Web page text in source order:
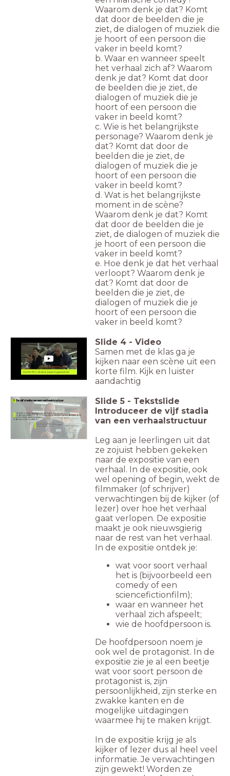
Waarom denk je dat? Komt
dat door de beelden die je
ziet, de dialogen of muziek die
je hoort of een persoon die
vaker in beeld komt?
b. Waar en wanneer speelt
het verhaal zich af? Waarom
denk je dat? Komt dat door
de beelden die je ziet, de
dialogen of muziek die je
hoort of een persoon die
vaker in beeld komt?
c. Wie is het belangrijkste
personage? Waarom denk je
dat? Komt dat door de
beelden die je ziet, de
dialogen of muziek die je
hoort of een persoon die
vaker in beeld komt?
d. Wat is het belangrijkste
moment in de scène?
Waarom denk je dat? Komt
dat door de beelden die je
ziet, de dialogen of muziek die
je hoort of een persoon die
vaker in beeld komt?
e. Hoe denk je dat het verhaal
verloopt? Waarom denk je
dat? Komt dat door de
beelden die je ziet, de
dialogen of muziek die je
hoort of een persoon die
vaker in beeld komt?
Slide 4 - Video
Samen met de klas ga je
kijken naar een scène uit een
korte film. Kijk en luister
aandachtig
Je hebt zojuist gekeken naar de expositie van een verhaal.
In de expositie wekt de filmmaker verwachtingen op bij de kijker over
hoe het verhaal gaat verlopen.
In de expositie ontdek je:
wat voor soort verhaal het is;
waar en wanneer het verhaal zich afspeelt;
wie de hoofdpersoon is.
2 De vijf stadia van een verhaalstructuur Slide 5 - Tekstslide
Introduceer de vijf stadia
van een verhaalstructuur
Leg aan je leerlingen uit dat
ze zojuist hebben gekeken
naar de expositie van een
verhaal. In de expositie, ook
wel opening of begin, wekt de
filmmaker (of schrijver)
verwachtingen bij de kijker (of
lezer) over hoe het verhaal
gaat verlopen. De expositie
maakt je ook nieuwsgierig
naar de rest van het verhaal.
In de expositie ontdek je:
wat voor soort verhaal
het is (bijvoorbeeld een
comedy of een
sciencefictionfilm);
waar en wanneer het
verhaal zich afspeelt;
wie de hoofdpersoon is.
De hoofdpersoon noem je
ook wel de protagonist. In de
expositie zie je al een beetje
wat voor soort persoon de
protagonist is, zijn
persoonlijkheid, zijn sterke en
zwakke kanten en de
mogelijke uitdagingen
waarmee hij te maken krijgt.
In de expositie krijg je als
kijker of lezer dus al heel veel
informatie. Je verwachtingen
zijn gewekt! Worden ze